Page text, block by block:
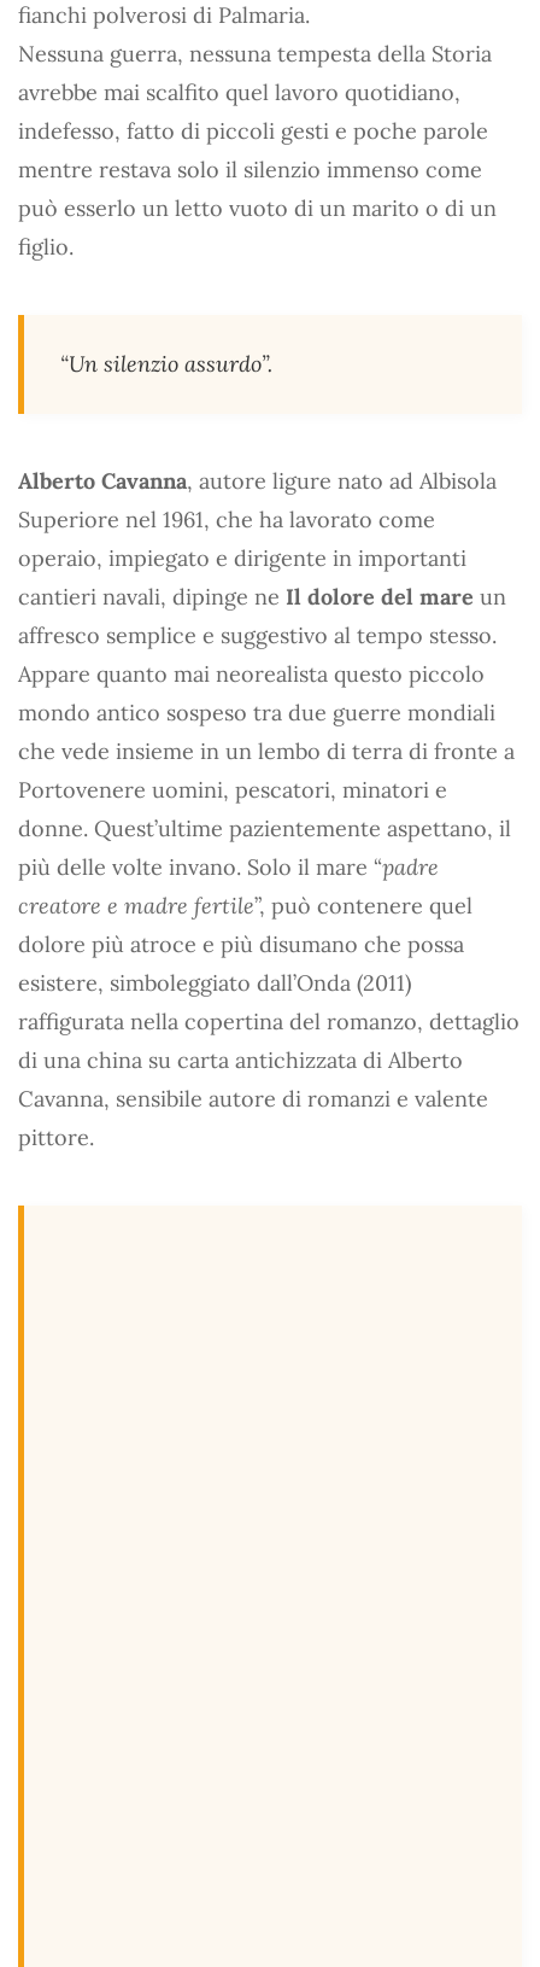
fianchi polverosi di Palmaria.
Nessuna guerra, nessuna tempesta della Storia
avrebbe mai scalfito quel lavoro quotidiano,
indefesso, fatto di piccoli gesti e poche parole
mentre restava solo il silenzio immenso come
può esserlo un letto vuoto di un marito o di un
figlio.
“Un silenzio assurdo”.
Alberto Cavanna, autore ligure nato ad Albisola
Superiore nel 1961, che ha lavorato come
operaio, impiegato e dirigente in importanti
cantieri navali, dipinge ne Il dolore del mare un
affresco semplice e suggestivo al tempo stesso.
Appare quanto mai neorealista questo piccolo
mondo antico sospeso tra due guerre mondiali
che vede insieme in un lembo di terra di fronte a
Portovenere uomini, pescatori, minatori e
donne. Quest’ultime pazientemente aspettano, il
più delle volte invano. Solo il mare “padre
creatore e madre fertile”, può contenere quel
dolore più atroce e più disumano che possa
esistere, simboleggiato dall’Onda (2011)
raffigurata nella copertina del romanzo, dettaglio
di una china su carta antichizzata di Alberto
Cavanna, sensibile autore di romanzi e valente
pittore.